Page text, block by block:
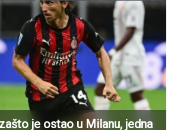
je ostao u Milanu, jedna